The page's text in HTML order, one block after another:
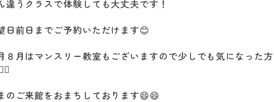
違うクラスで体験しても大丈夫です！
日前日までご予約いただけます😊
８月はマンスリー教室もございますので少しでも気になった
のご来館をおまちしております😄😄